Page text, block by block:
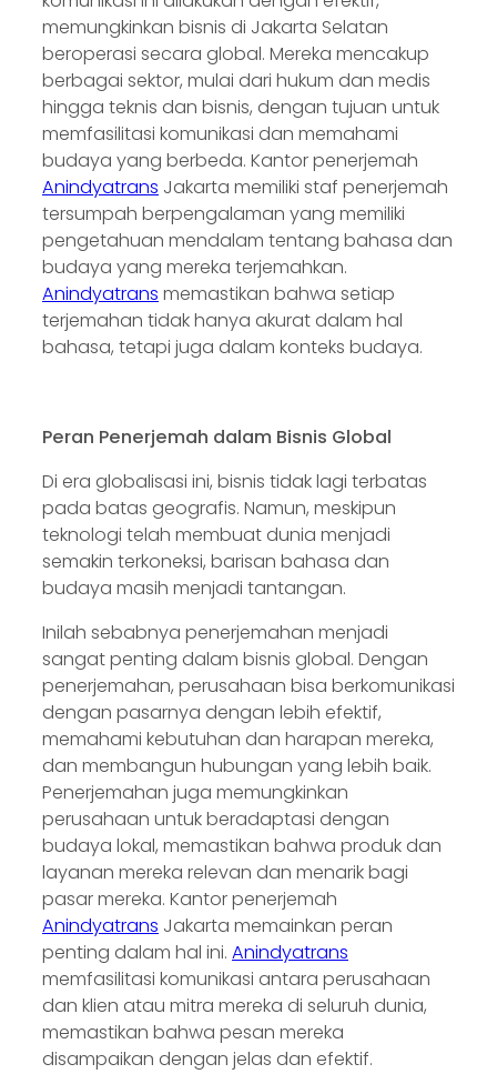
memungkinkan bisnis di Jakarta Selatan
beroperasi secara global. Mereka mencakup
berbagai sektor, mulai dari hukum dan medis
hingga teknis dan bisnis, dengan tujuan untuk
memfasilitasi komunikasi dan memahami
budaya yang berbeda. Kantor penerjemah
Anindyatrans Jakarta memiliki staf penerjemah
tersumpah berpengalaman yang memiliki
pengetahuan mendalam tentang bahasa dan
budaya yang mereka terjemahkan.
Anindyatrans memastikan bahwa setiap
terjemahan tidak hanya akurat dalam hal
bahasa, tetapi juga dalam konteks budaya.
Peran Penerjemah dalam Bisnis Global
Di era globalisasi ini, bisnis tidak lagi terbatas
pada batas geografis. Namun, meskipun
teknologi telah membuat dunia menjadi
semakin terkoneksi, barisan bahasa dan
budaya masih menjadi tantangan.
Inilah sebabnya penerjemahan menjadi
sangat penting dalam bisnis global. Dengan
penerjemahan, perusahaan bisa berkomunikasi
dengan pasarnya dengan lebih efektif,
memahami kebutuhan dan harapan mereka,
dan membangun hubungan yang lebih baik.
Penerjemahan juga memungkinkan
perusahaan untuk beradaptasi dengan
budaya lokal, memastikan bahwa produk dan
layanan mereka relevan dan menarik bagi
pasar mereka. Kantor penerjemah
Anindyatrans Jakarta memainkan peran
penting dalam hal ini. Anindyatrans
memfasilitasi komunikasi antara perusahaan
dan klien atau mitra mereka di seluruh dunia,
memastikan bahwa pesan mereka
disampaikan dengan jelas dan efektif.